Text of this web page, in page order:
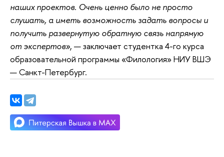
наших проектов. Очень ценно было не просто
слушать, а иметь возможность задать вопросы и
получить развернутую обратную связь напрямую
от экспертов», — заключает студентка 4-го курса
образовательной программы «Филология» НИУ ВШЭ
— Санкт-Петербург.